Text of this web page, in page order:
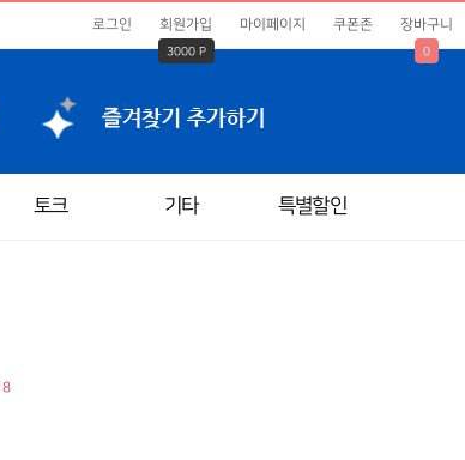
로그인 회원가입
3000 P
마이페이지 쿠폰존 장바구니
0
토크 기타 특별할인
8